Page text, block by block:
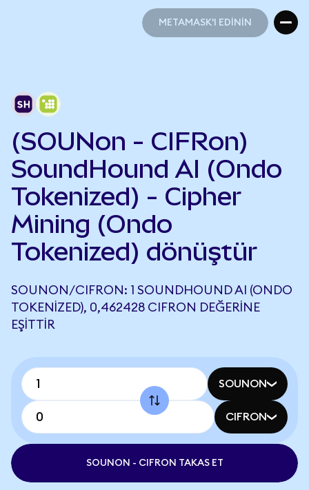
METAMASK'I EDİNİN
(SOUNon - CIFRon)
SoundHound AI (Ondo
Tokenized) - Cipher
Mining (Ondo
Tokenized) dönüştür
SOUNON/CIFRON: 1 SOUNDHOUND AI (ONDO
TOKENIZED), 0,462428 CIFRON DEĞERINE
EŞITTIR
SOUNON
CIFRON
SOUNON - CIFRON TAKAS ET